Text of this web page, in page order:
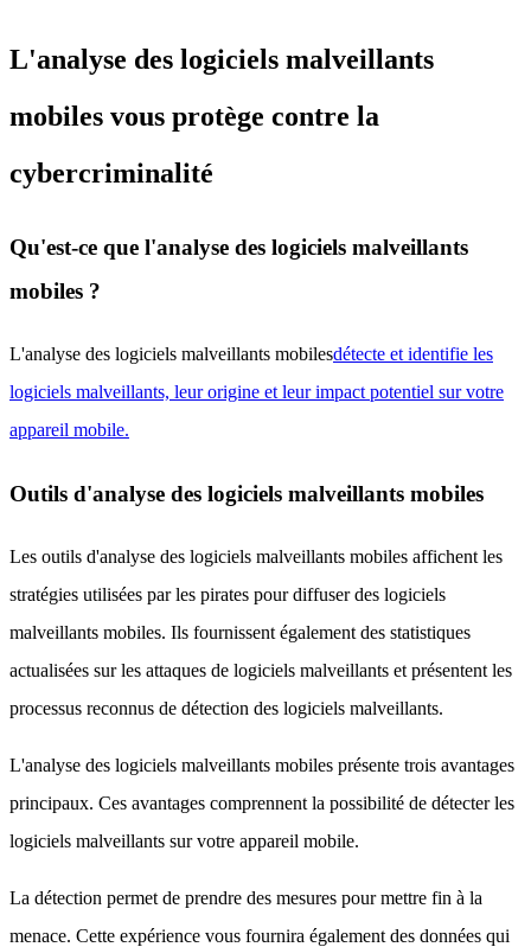
L'analyse des logiciels malveillants
mobiles vous protège contre la
cybercriminalité
Qu'est-ce que l'analyse des logiciels malveillants
mobiles ?
L'analyse des logiciels malveillants mobilesdétecte et identifie les
logiciels malveillants, leur origine et leur impact potentiel sur votre
appareil mobile.
Outils d'analyse des logiciels malveillants mobiles
Les outils d'analyse des logiciels malveillants mobiles affichent les
stratégies utilisées par les pirates pour diffuser des logiciels
malveillants mobiles. Ils fournissent également des statistiques
actualisées sur les attaques de logiciels malveillants et présentent les
processus reconnus de détection des logiciels malveillants.
L'analyse des logiciels malveillants mobiles présente trois avantages
principaux. Ces avantages comprennent la possibilité de détecter les
logiciels malveillants sur votre appareil mobile.
La détection permet de prendre des mesures pour mettre fin à la
menace. Cette expérience vous fournira également des données qui